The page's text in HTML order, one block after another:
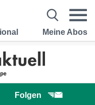
Meine Abos
Folgen